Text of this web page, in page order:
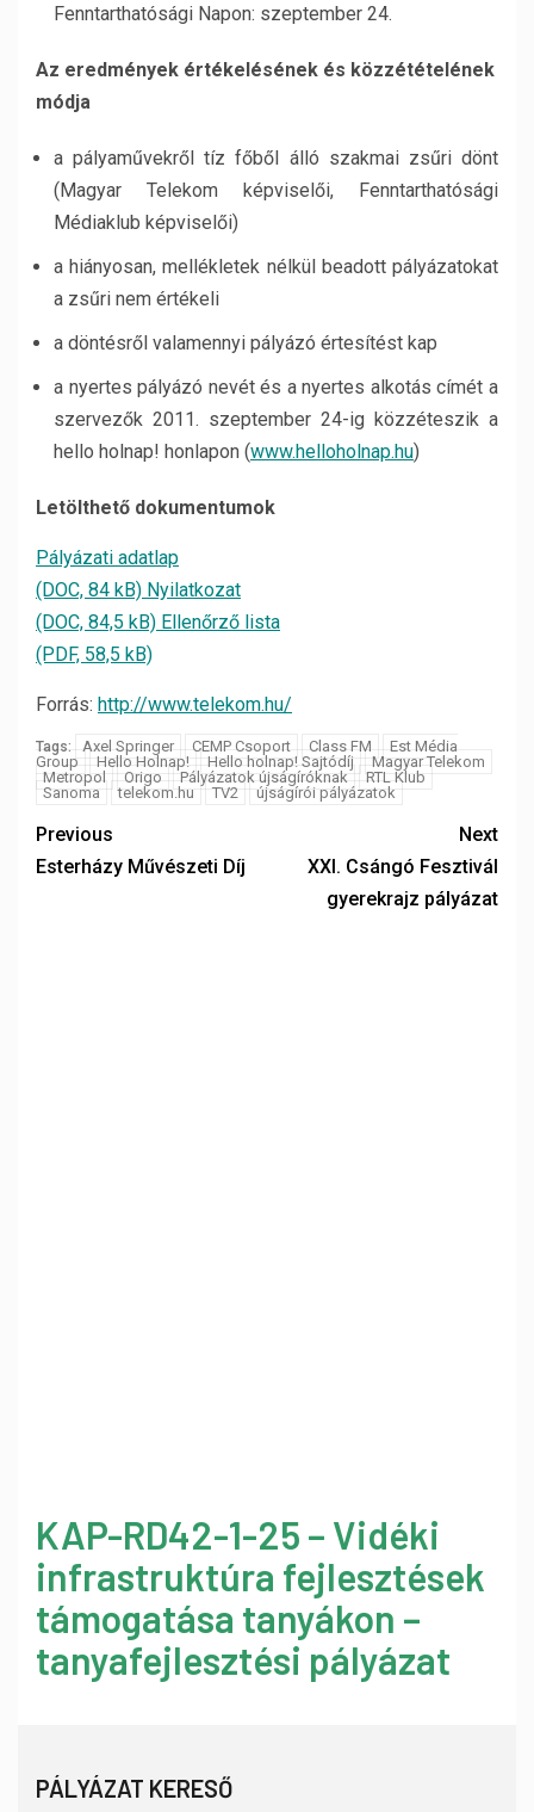
Fenntarthatósági Napon: szeptember 24.
Az eredmények értékelésének és közzétételének
módja
a pályaművekről tíz főből álló szakmai zsűri dönt
(Magyar Telekom képviselői, Fenntarthatósági
Médiaklub képviselői)
a hiányosan, mellékletek nélkül beadott pályázatokat
a zsűri nem értékeli
a döntésről valamennyi pályázó értesítést kap
a nyertes pályázó nevét és a nyertes alkotás címét a
szervezők 2011. szeptember 24-ig közzéteszik a
hello holnap! honlapon (www.helloholnap.hu)
Letölthető dokumentumok
Pályázati adatlap
(DOC, 84 kB) Nyilatkozat
(DOC, 84,5 kB) Ellenőrző lista
(PDF, 58,5 kB)
Forrás: http://www.telekom.hu/
Tags: Axel Springer CEMP Csoport Class FM
Est Média
Group
Hello Holnap! Hello holnap! Sajtódíj
Magyar Telekom
Metropol
Origo Pályázatok újságíróknak
RTL Klub
Sanoma
telekom.hu TV2 újságírói pályázatok
Previous
Esterházy Művészeti Díj
Next
XXI. Csángó Fesztivál
gyerekrajz pályázat
KAP-RD42-1-25 – Vidéki
infrastruktúra fejlesztések
támogatása tanyákon –
tanyafejlesztési pályázat
PÁLYÁZAT KERESŐ